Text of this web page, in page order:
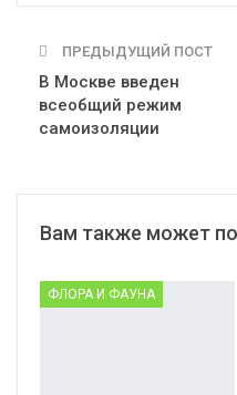
ПРЕДЫДУЩИЙ ПОСТ
В Москве введен
всеобщий режим
самоизоляции
Вам также может
ФЛОРА И ФАУНА